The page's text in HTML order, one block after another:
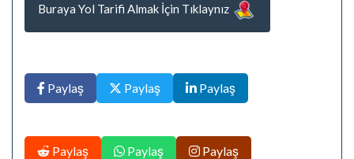
Buraya Yol Tarifi Almak İçin Tıklaynız
Paylaş Paylaş Paylaş
Paylaş Paylaş Paylaş